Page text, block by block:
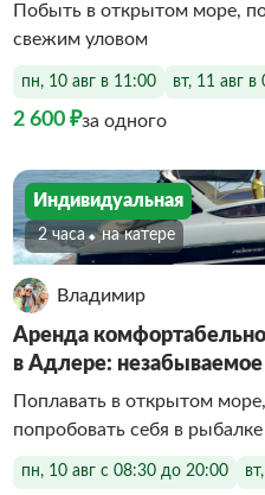
Побыть в открытом море,
свежим уловом
пн, 10 авг в 11:00 вт, 11 авг в
2 600 ₽за одного
Индивидуальная
2 часа На катере
Владимир
Аренда
в Адлере:
Поплавать в открытом
попробовать себя в рыбалке
пн, 10 авг с 08:30 до 20:00